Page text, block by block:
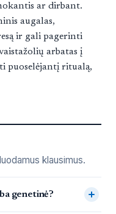
ar dirbant.
augalas,
ir gali pagerinti
arbatas į
puoselėjantį ritualą,
klausimus.
genetinė?